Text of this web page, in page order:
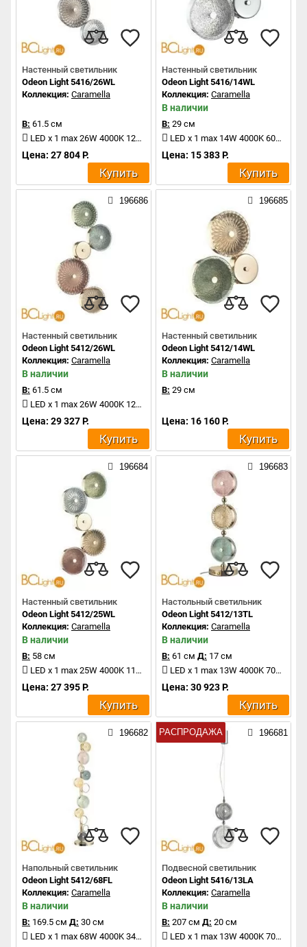
Настенный светильник
Odeon Light 5416/26WL
Коллекция: Caramella
В: 61.5 см
LED x 1 max 26W 4000K 1200Lm
Цена: 27 804 Р.
Купить
Настенный светильник
Odeon Light 5416/14WL
Коллекция: Caramella
В наличии
В: 29 см
LED x 1 max 14W 4000K 600Lm
Цена: 15 383 Р.
Купить
196686
Настенный светильник
Odeon Light 5412/26WL
Коллекция: Caramella
В наличии
В: 61.5 см
LED x 1 max 26W 4000K 1200Lm
Цена: 29 327 Р.
Купить
196685
Настенный светильник
Odeon Light 5412/14WL
Коллекция: Caramella
В наличии
В: 29 см
Цена: 16 160 Р.
Купить
196684
Настенный светильник
Odeon Light 5412/25WL
Коллекция: Caramella
В наличии
В: 58 см
LED x 1 max 25W 4000K 1100Lm
Цена: 27 395 Р.
Купить
196683
Настольный светильник
Odeon Light 5412/13TL
Коллекция: Caramella
В наличии
В: 61 см Д: 17 см
LED x 1 max 13W 4000K 700Lm
Цена: 30 923 Р.
Купить
196682
Напольный светильник
Odeon Light 5412/68FL
Коллекция: Caramella
В наличии
В: 169.5 см Д: 30 см
LED x 1 max 68W 4000K 3400Lm
РАСПРОДАЖА 196681
Подвесной светильник
Odeon Light 5416/13LA
Коллекция: Caramella
В наличии
В: 207 см Д: 20 см
LED x 1 max 13W 4000K 700Lm